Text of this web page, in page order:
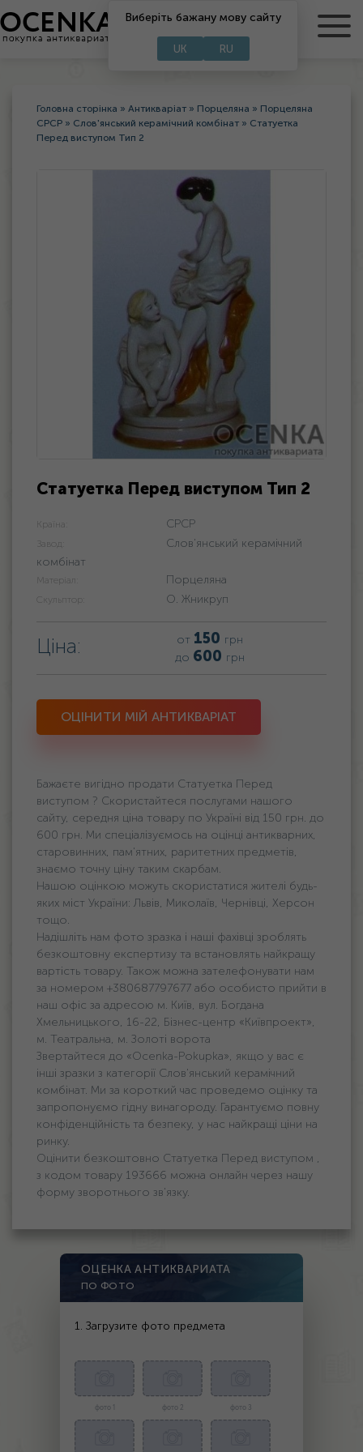
RU
Виберіть бажану мову сайту
UK RU
Головна сторінка » Антикваріат » Порцеляна » Порцеляна
СРСР » Слов'янський керамічний комбінат » Статуетка
Перед виступом Тип 2
Статуетка Перед виступом Тип 2
Країна: СРСР
Завод:
Слов'янський керамічний
комбінат
Матеріал: Порцеляна
Скульптор: О. Жникруп
Ціна: от 150 грн
до 600 грн
ОЦІНИТИ МІЙ АНТИКВАРІАТ
Бажаєте вигідно продати Статуетка Перед
виступом ? Скористайтеся послугами нашого
сайту, середня ціна товару по Україні від 150 грн. дo
600 грн. Ми спеціалізуємось на оцінці антикварних,
старовинних, пам'ятних, раритетних предметів,
знаємо точну ціну таким скарбам.
Нашою оцінкою можуть скористатися жителі будь-
яких міст України: Львів, Миколаїв, Чернівці, Херсон
тощо.
Надішліть нам фото зразка і наші фахівці зроблять
безкоштовну експертизу та встановлять найкращу
вартість товару. Також можна зателефонувати нам
за номером +380687797677 або особисто прийти в
наш офіс за адресою м. Київ, вул. Богдана
Хмельницького, 16-22, Бізнес-центр «Київпроект»,
м. Театральна, м. Золоті ворота
Звертайтеся до «Ocenka-Pokupka», якщо у вас є
інші зразки з категорії Слов'янський керамічний
комбінат. Ми за короткий час проведемо оцінку та
запропонуємо гідну винагороду. Гарантуємо повну
конфіденційність та безпеку, у нас найкращі ціни на
ринку.
Оцінити безкоштовно Статуетка Перед виступом ,
з кодом товару 193666 можна онлайн через нашу
форму зворотнього зв'язку.
ОЦЕНКА АНТИКВАРИАТА
ПО ФОТО
1. Загрузите фото предмета
фото 1 фото 2 фото 3